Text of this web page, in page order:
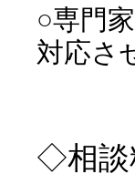
○専門
対応さ
◇相談